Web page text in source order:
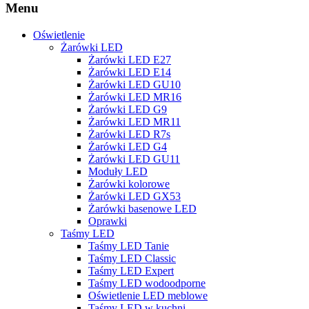
Menu
Oświetlenie
Żarówki LED
Żarówki LED E27
Żarówki LED E14
Żarówki LED GU10
Żarówki LED MR16
Żarówki LED G9
Żarówki LED MR11
Żarówki LED R7s
Żarówki LED G4
Żarówki LED GU11
Moduły LED
Żarówki kolorowe
Żarówki LED GX53
Żarówki basenowe LED
Oprawki
Taśmy LED
Taśmy LED Tanie
Taśmy LED Classic
Taśmy LED Expert
Taśmy LED wodoodporne
Oświetlenie LED meblowe